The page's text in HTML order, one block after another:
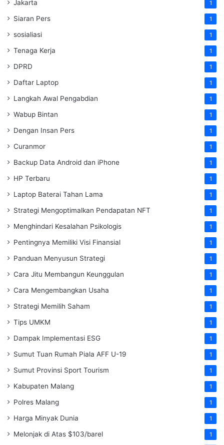
Jakarta 1
Siaran Pers 1
sosialiasi 1
Tenaga Kerja 1
DPRD 1
Daftar Laptop 1
Langkah Awal Pengabdian 1
Wabup Bintan 1
Dengan Insan Pers 1
Curanmor 1
Backup Data Android dan iPhone 1
HP Terbaru 1
Laptop Baterai Tahan Lama 1
Strategi Mengoptimalkan Pendapatan NFT 1
Menghindari Kesalahan Psikologis 1
Pentingnya Memiliki Visi Finansial 1
Panduan Menyusun Strategi 1
Cara Jitu Membangun Keunggulan 1
Cara Mengembangkan Usaha 1
Strategi Memilih Saham 1
Tips UMKM 1
Dampak Implementasi ESG 1
Sumut Tuan Rumah Piala AFF U-19 1
Sumut Provinsi Sport Tourism 1
Kabupaten Malang 1
Polres Malang 1
Harga Minyak Dunia 1
Melonjak di Atas $103/barel 1